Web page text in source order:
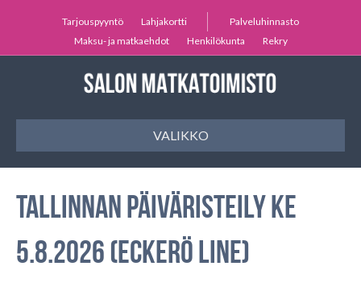
Tarjouspyyntö Lahjakortti
Palveluhinnasto
Maksu- ja matkaehdot
Henkilökunta Rekry
VALIKKO
Tallinnan päiväristeily ke
5.8.2026 (Eckerö Line)